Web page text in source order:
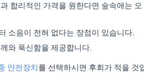
합리적인 가격을 원한다면 숲속애는 오
소음이 전혀 없다는 장점이 있습니다.
와 푹신함을 제공합니다.
안전장치를 선택하시면 후회가 적을 것